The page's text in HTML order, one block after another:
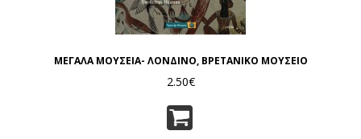
ΜΕΓΑΛΑ ΜΟΥΣΕΙΑ- ΛΟΝΔΙΝΟ, ΒΡΕΤΑΝΙΚΟ ΜΟΥΣΕΙΟ
2.50€